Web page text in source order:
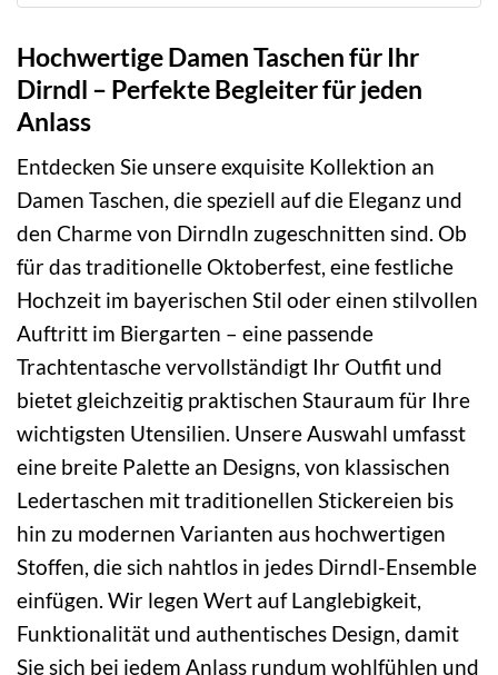
Hochwertige Damen Taschen für Ihr
Dirndl – Perfekte Begleiter für jeden
Anlass
Entdecken Sie unsere exquisite Kollektion an
Damen Taschen, die speziell auf die Eleganz und
den Charme von Dirndln zugeschnitten sind. Ob
für das traditionelle Oktoberfest, eine festliche
Hochzeit im bayerischen Stil oder einen stilvollen
Auftritt im Biergarten – eine passende
Trachtentasche vervollständigt Ihr Outfit und
bietet gleichzeitig praktischen Stauraum für Ihre
wichtigsten Utensilien. Unsere Auswahl umfasst
eine breite Palette an Designs, von klassischen
Ledertaschen mit traditionellen Stickereien bis
hin zu modernen Varianten aus hochwertigen
Stoffen, die sich nahtlos in jedes Dirndl-Ensemble
einfügen. Wir legen Wert auf Langlebigkeit,
Funktionalität und authentisches Design, damit
Sie sich bei jedem Anlass rundum wohlfühlen und